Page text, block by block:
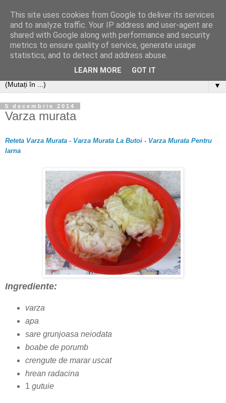
▼
5 decembrie 2014
Varza murata
Reteta Varza Murata - Varza Murata La Butoi - Varza Murata Pentru
Iarna
Ingrediente:
varza
apa
sare grunjoasa neiodata
boabe de porumb
crengute de marar uscat
hrean radacina
1 gutuie
This site uses cookies from Google to deliver its services
and to analyze traffic. Your IP address and user-agent are
shared with Google along with performance and security
metrics to ensure quality of service, generate usage
statistics, and to detect and address abuse.
LEARN MORE GOT IT